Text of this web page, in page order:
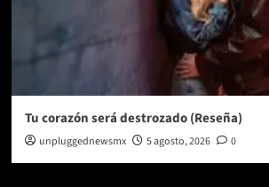
Tu corazón será destrozado (Reseña)
unpluggednewsmx 5 agosto, 2026 0